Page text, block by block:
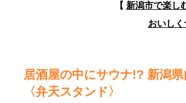
【 新潟市で楽し
おいし
居酒屋の中にサウナ!? 新潟
〈弁天スタンド〉